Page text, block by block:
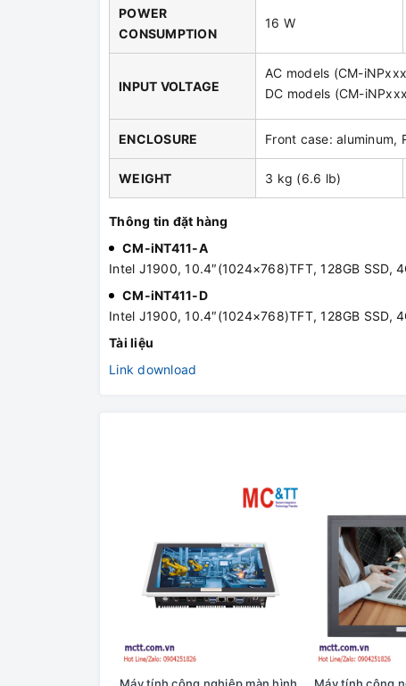
POWER
CONSUMPTION
16 W
INPUT VOLTAGE
AC models (CM-
DC models (CM-
ENCLOSURE Front case: aluminum,
WEIGHT 3 kg (6.6 lb)
Thông tin đặt hàng
CM-iNT411-A
Intel J1900, 10.4″(1024×768)TFT, 128GB SSD,
CM-iNT411-D
Intel J1900, 10.4″(1024×768)TFT, 128GB SSD,
Tài liệu
Link download